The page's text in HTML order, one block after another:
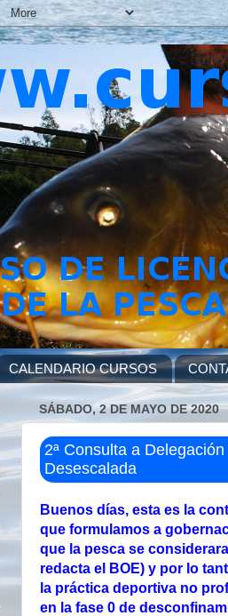
CALENDARIO CURSOS
SÁBADO, 2 DE MAYO DE 2020
2ª Consulta a
Desescalada
Buenos días, esta es la
que formulamos a
que la pesca se
redacta el BOE) y por lo
la práctica deportiva no
en la fase 0 de